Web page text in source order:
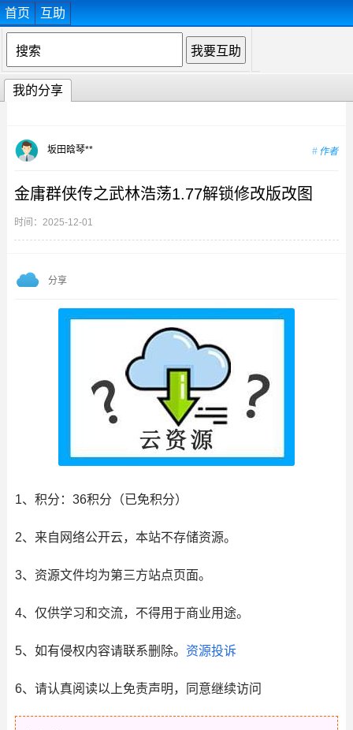
首页 互助
我的分享
金庸群侠传之武林浩荡1.77解锁修改版改图
时间：2025-12-01
坂田晗琴** 作者
分享
1、积分： 36积分（已免积分）
2、来自网络公开云，本站不存储资源。
3、资源文件均为第三方站点页面。
4、仅供学习和交流，不得用于商业用途。
5、如有侵权内容请联系删除。 资源投诉
6、请认真阅读以上免责声明，同意继续访问